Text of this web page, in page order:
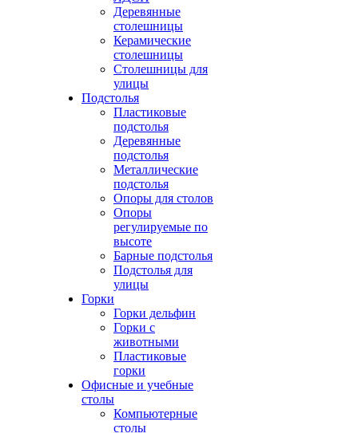
Деревянные
столешницы
Керамические
столешницы
Столешницы для
улицы
Подстолья
Пластиковые
подстолья
Деревянные
подстолья
Металлические
подстолья
Опоры для столов
Опоры
регулируемые по
высоте
Барные подстолья
Подстолья для
улицы
Горки
Горки дельфин
Горки с
животными
Пластиковые
горки
Офисные и учебные
столы
Компьютерные
столы